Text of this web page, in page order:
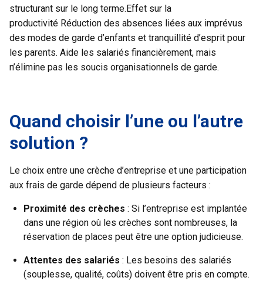
structurant sur le long terme.Effet sur la
productivité Réduction des absences liées aux imprévus
des modes de garde d’enfants et tranquillité d’esprit pour
les parents. Aide les salariés financièrement, mais
n’élimine pas les soucis organisationnels de garde.
Quand choisir l’une ou l’autre
solution ?
Le choix entre une crèche d’entreprise et une participation
aux frais de garde dépend de plusieurs facteurs :
Proximité des crèches : Si l’entreprise est implantée
dans une région où les crèches sont nombreuses, la
réservation de places peut être une option judicieuse.
Attentes des salariés : Les besoins des salariés
(souplesse, qualité, coûts) doivent être pris en compte.